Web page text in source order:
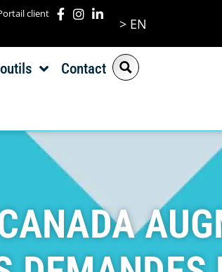
client
> EN
Contact